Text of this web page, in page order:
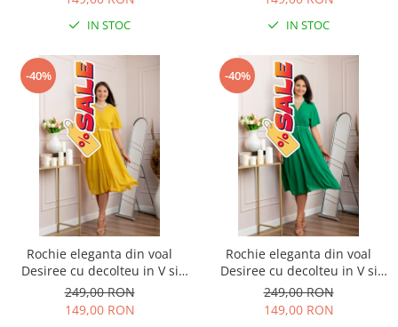
IN STOC IN STOC
-40%
Rochie eleganta din voal
Desiree cu decolteu in V si
curea - Galben
249,00 RON
149,00 RON
-40%
Rochie eleganta din voal
Desiree cu decolteu in V si
curea - Verde smarald
249,00 RON
149,00 RON